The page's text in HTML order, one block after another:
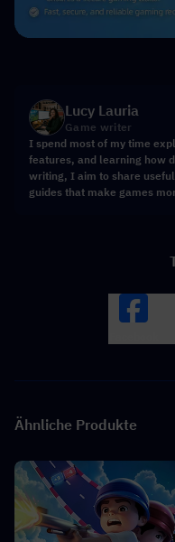
Lucy Lauria
Game writer
I spend most of my time
features, and learning how
writing, I aim to share
guides that make games
Ähnliche Produkte